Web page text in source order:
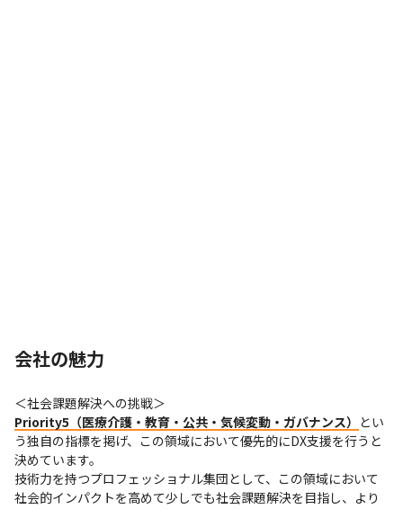
会社の魅力
Priority5（医療介護・教育・公共・気候変動・ガバナンス） とい
う独自の指標を掲げ、この領域において優先的にDX支援を行うと
決めています。
技術力を持つプロフェッショナル集団として、この領域において
社会的インパクトを高めて少しでも社会課題解決を目指し、より